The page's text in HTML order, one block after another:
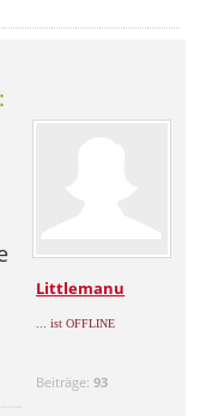
Littlemanu
... ist OFFLINE
Beiträge:93